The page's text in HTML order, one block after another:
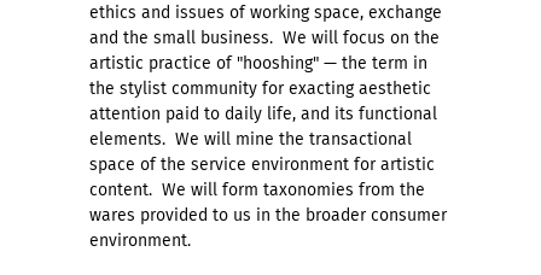
ethics and issues of working space, exchange
and the small business. We will focus on the
artistic practice of "hooshing" — the term in
the stylist community for exacting aesthetic
attention paid to daily life, and its functional
elements. We will mine the transactional
space of the service environment for artistic
content. We will form taxonomies from the
wares provided to us in the broader consumer
environment.